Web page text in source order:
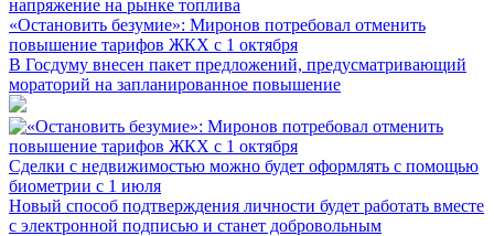
«Остановить безумие»: Миронов потребовал отменить
повышение тарифов ЖКХ с 1 октября
В Госдуму внесен пакет предложений, предусматривающий
мораторий на запланированное повышение
Сделки с недвижимостью можно будет оформлять с помощью
биометрии с 1 июля
Новый способ подтверждения личности будет работать вместе
с электронной подписью и станет добровольным